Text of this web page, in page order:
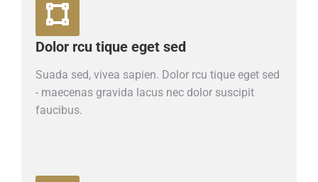
Dolor rcu tique eget sed
Suada sed, vivea sapien. Dolor rcu tique eget sed
- maecenas gravida lacus nec dolor suscipit
faucibus.